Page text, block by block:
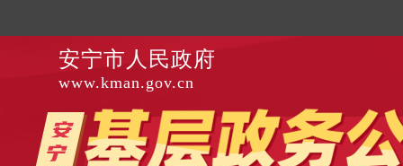
安宁市人民政府
www.kman.gov.cn